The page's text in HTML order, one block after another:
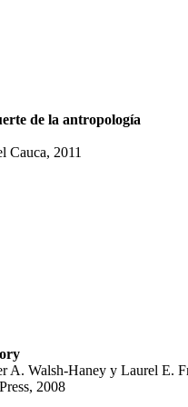
de la antropología
Cauca, 2011
A. Walsh-Haney y Laurel E.
2008